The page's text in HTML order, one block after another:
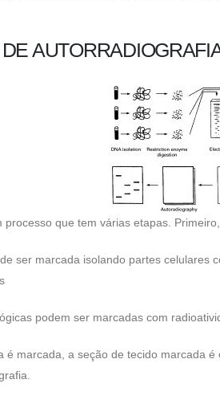
processo que tem várias etapas.
ser marcada isolando partes celulares
podem ser marcadas com
é marcada, a seção de tecido marcada